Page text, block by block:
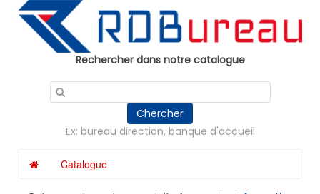
Rechercher dans notre catalogue
Chercher
Ex: bureau direction, banque d'accueil
Catalogue
Panneau de gestion des cookies